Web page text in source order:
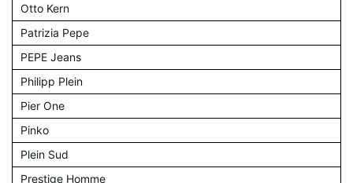
Otto Kern
Patrizia Pepe
PEPE Jeans
Philipp Plein
Pier One
Pinko
Plein Sud
Prestige Homme